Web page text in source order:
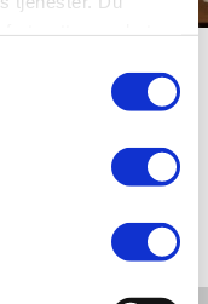
er opkaldt